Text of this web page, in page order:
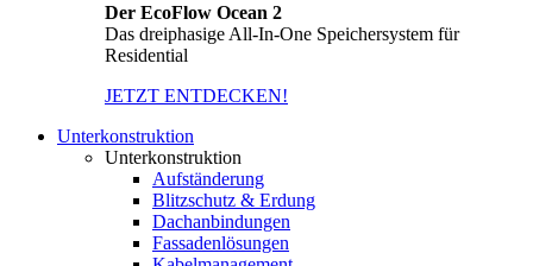
Der EcoFlow Ocean 2
Das dreiphasige All-In-One Speichersystem für
Residential
JETZT ENTDECKEN!
Unterkonstruktion
Unterkonstruktion
Aufständerung
Blitzschutz & Erdung
Dachanbindungen
Fassadenlösungen